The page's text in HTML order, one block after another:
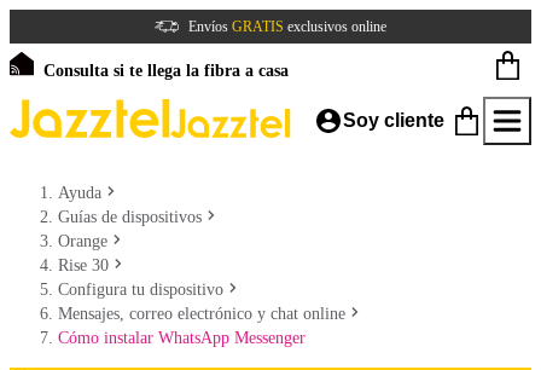
Envíos GRATIS exclusivos online
Consulta si te llega la fibra a casa
Soy cliente
Ayuda
Guías de dispositivos
Orange
Rise 30
Configura tu dispositivo
Mensajes, correo electrónico y chat online
Cómo instalar WhatsApp Messenger